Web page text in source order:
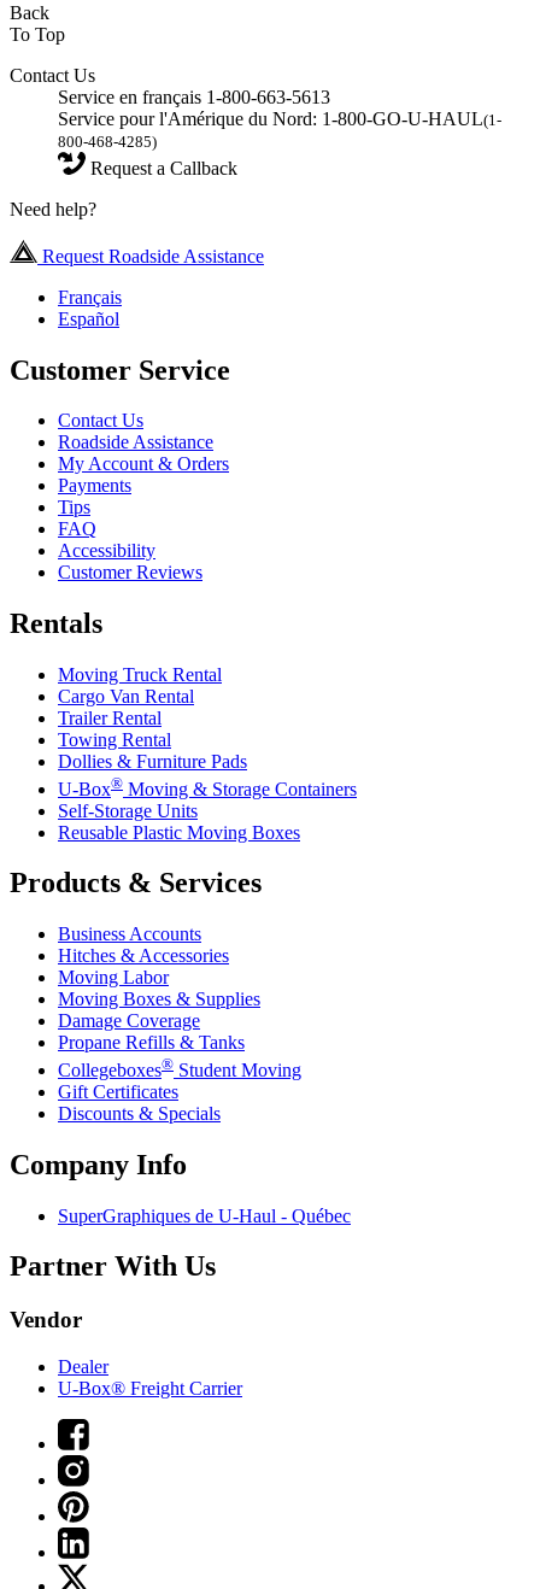
Back
To Top
Contact Us
Service en français 1-800-663-5613
Service pour l'Amérique du Nord: 1-800-GO-U-HAUL(1-
800-468-4285)
Request a Callback
Need help?
Request Roadside Assistance
Français
Español
Customer Service
Contact Us
Roadside Assistance
My Account & Orders
Payments
Tips
FAQ
Accessibility
Customer Reviews
Rentals
Moving Truck Rental
Cargo Van Rental
Trailer Rental
Towing Rental
Dollies & Furniture Pads
U-Box® Moving & Storage Containers
Self-Storage Units
Reusable Plastic Moving Boxes
Products & Services
Business Accounts
Hitches & Accessories
Moving Labor
Moving Boxes & Supplies
Damage Coverage
Propane Refills & Tanks
Collegeboxes® Student Moving
Gift Certificates
Discounts & Specials
Company Info
SuperGraphiques de U-Haul - Québec
Partner With Us
Vendor
Dealer
U-Box® Freight Carrier